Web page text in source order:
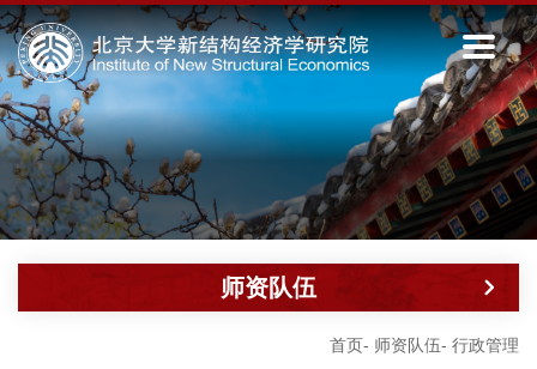
首页- 师资队伍- 行政管理
师资队伍